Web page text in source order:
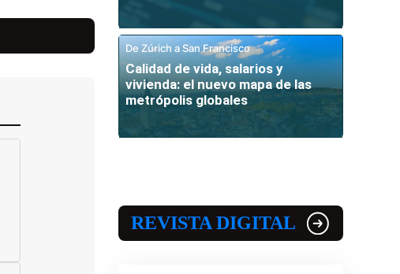
De Zúrich a San Francisco
Calidad de vida, salarios y
vivienda: el nuevo mapa de las
metrópolis globales
REVISTA DIGITAL